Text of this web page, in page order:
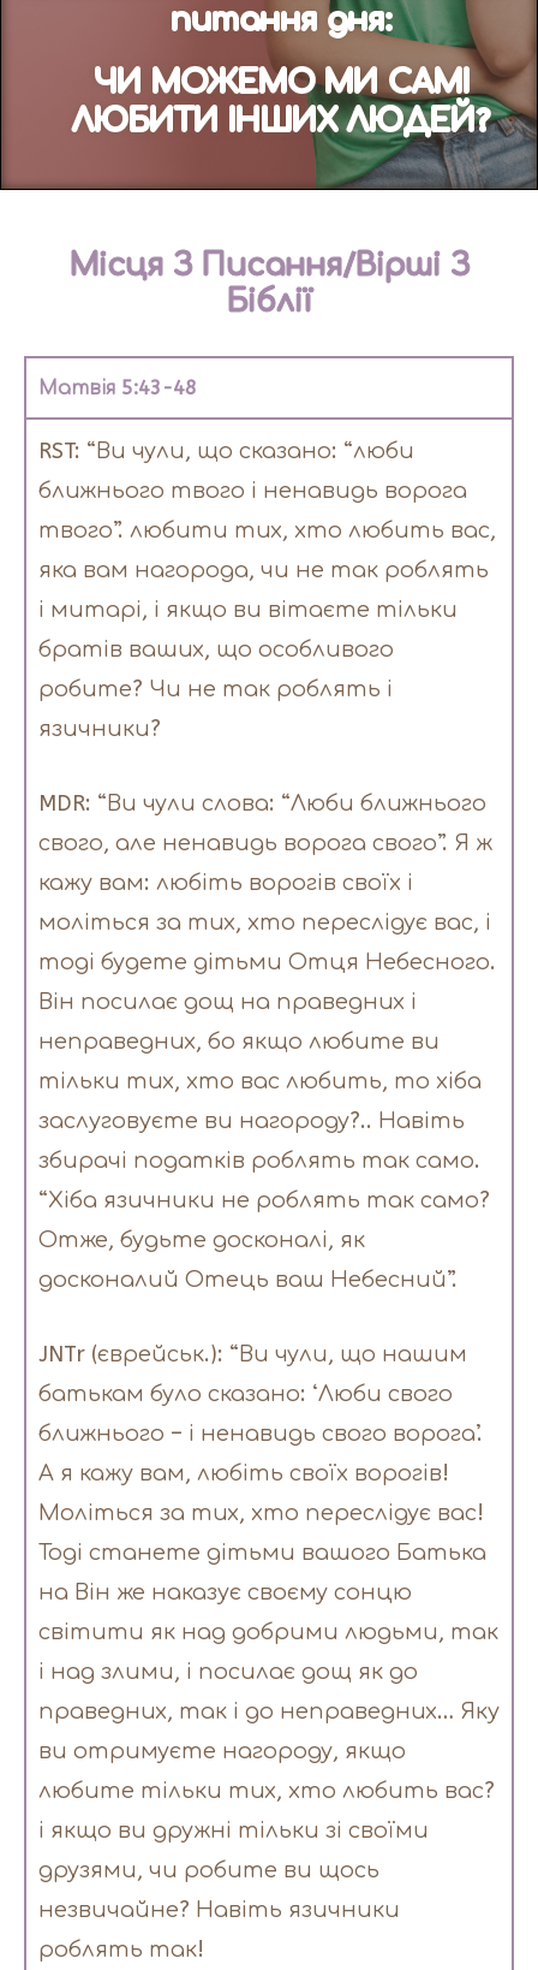
питання дня:
ЧИ МОЖЕМО МИ САМІ
ЛЮБИТИ ІНШИХ ЛЮДЕЙ?
Місця З Писання/Вірші З
Біблії
Матвія 5:43-48
RST: “Ви чули, що сказано: “люби
ближнього твого і ненавидь ворога
твого”. любити тих, хто любить вас,
яка вам нагорода, чи не так роблять
і митарі, і якщо ви вітаєте тільки
братів ваших, що особливого
робите? Чи не так роблять і
язичники?
MDR: “Ви чули слова: “Люби ближнього
свого, але ненавидь ворога свого”. Я ж
кажу вам: любіть ворогів своїх і
моліться за тих, хто переслідує вас, і
тоді будете дітьми Отця Небесного.
Він посилає дощ на праведних і
неправедних, бо якщо любите ви
тільки тих, хто вас любить, то хіба
заслуговуєте ви нагороду?.. Навіть
збирачі податків роблять так само.
“Хіба язичники не роблять так само?
Отже, будьте досконалі, як
досконалий Отець ваш Небесний”.
JNTr (єврейськ.): “Ви чули, що нашим
батькам було сказано: ‘Люби свого
ближнього – і ненавидь свого ворога’.
А я кажу вам, любіть своїх ворогів!
Моліться за тих, хто переслідує вас!
Тоді станете дітьми вашого Батька
на Він же наказує своєму сонцю
світити як над добрими людьми, так
і над злими, і посилає дощ як до
праведних, так і до неправедних… Яку
ви отримуєте нагороду, якщо
любите тільки тих, хто любить вас?
і якщо ви дружні тільки зі своїми
друзями, чи робите ви щось
незвичайне? Навіть язичники
роблять так!